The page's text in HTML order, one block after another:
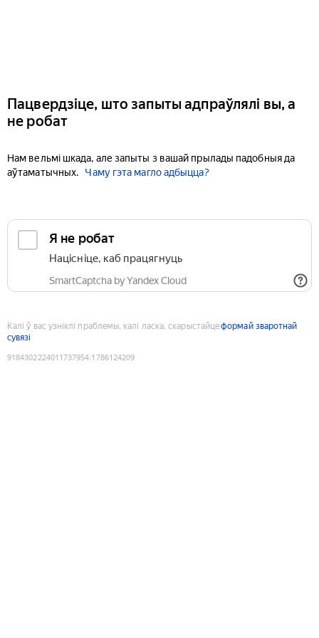
Пацвердзіце, што запыты адпраўлялі вы, а
не робат
Нам вельмі шкада, але запыты з вашай прылады падобныя да
аўтаматычных.
Чаму гэта магло адбыцца?
Я не робат
Націсніце, каб працягнуць
SmartCaptcha by Yandex Cloud
Калі ў вас узніклі праблемы, калі ласка, скарыстайцеформай зваротнай
сувязі
9184302224011737954:1786124209